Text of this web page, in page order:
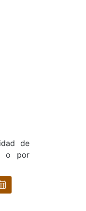
de
o por